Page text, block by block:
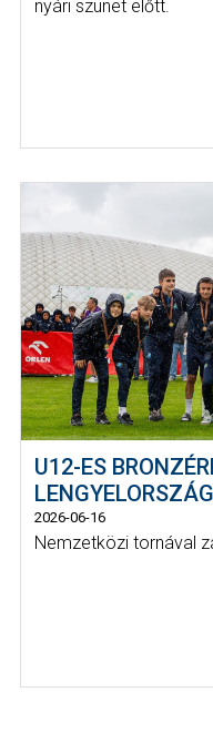
nyári szünet előtt.
U12-ES
2026-06-16
Nemzetközi tornával